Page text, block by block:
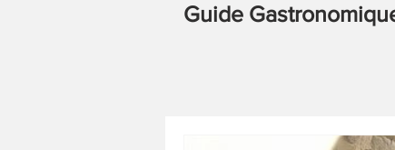
Guide